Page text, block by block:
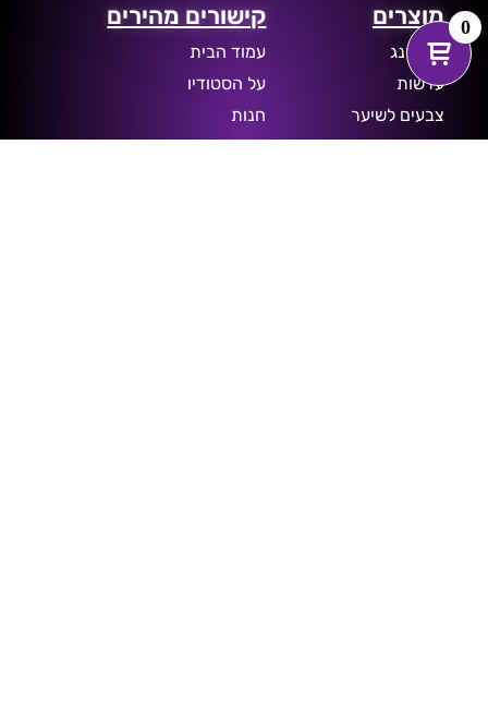
מוצרים
פירסינג
עדשות
צבעים לשיער
קישורים מהירים
עמוד הבית
על הסטודיו
חנות
0